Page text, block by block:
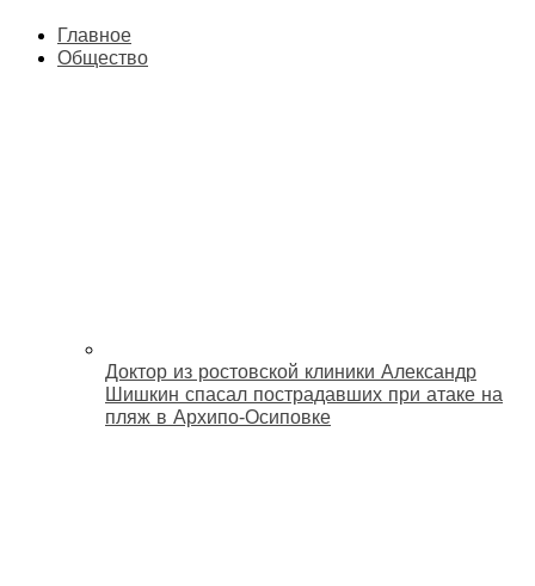
Главное
Общество
Доктор из ростовской клиники Александр
Шишкин спасал пострадавших при атаке на
пляж в Архипо‑Осиповке